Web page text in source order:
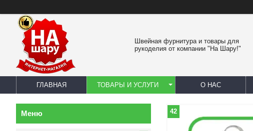
Швейная фурнитура и товары для
рукоделия от компании "На Шару!"
ГЛАВНАЯ ТОВАРЫ И УСЛУГИ О НАС
42